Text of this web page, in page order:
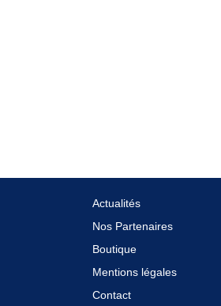
Actualités
Nos Partenaires
Boutique
Mentions légales
Contact